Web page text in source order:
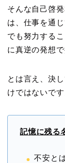
そんな自己啓
は、仕事を通
でも努力する
に真逆の発想
とは言え、決
けではないです
記憶に残る
不安と